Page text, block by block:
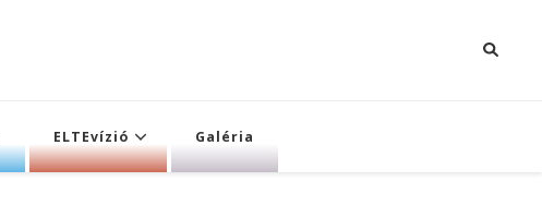
ELTEvízió Galéria